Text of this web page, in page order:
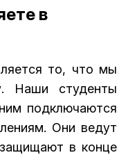
в
то, что мы
Наши студенты
подключаются
Они ведут
в конце